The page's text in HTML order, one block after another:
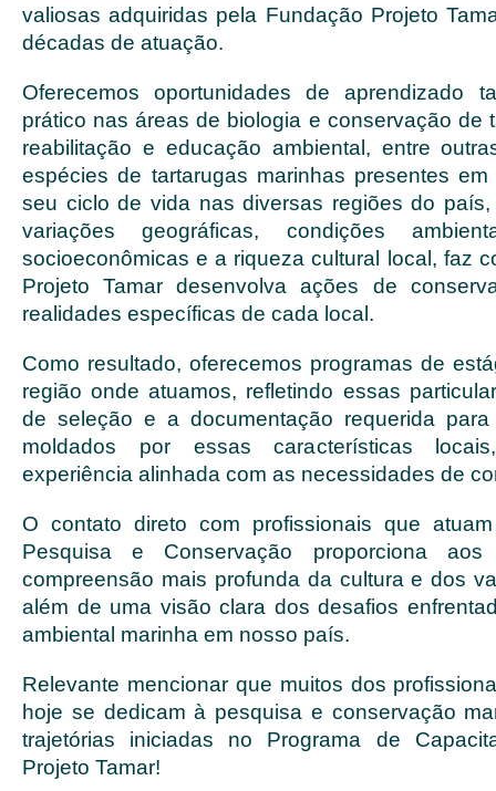
valiosas adquiridas pela Fundação Projeto
décadas de atuação.
Oferecemos oportunidades de aprendizado
prático nas áreas de biologia e conservação de
reabilitação e educação ambiental, entre
espécies de tartarugas marinhas presentes
seu ciclo de vida nas diversas regiões do
variações geográficas, condições
socioeconômicas e a riqueza cultural local, faz
Projeto Tamar desenvolva ações de
realidades específicas de cada local.
Como resultado, oferecemos programas de
região onde atuamos, refletindo essas
de seleção e a documentação requerida
moldados por essas características
experiência alinhada com as necessidades de
O contato direto com profissionais que
Pesquisa e Conservação proporciona aos
compreensão mais profunda da cultura e dos
além de uma visão clara dos desafios
ambiental marinha em nosso país.
Relevante mencionar que muitos dos
hoje se dedicam à pesquisa e conservação
trajetórias iniciadas no Programa de
Projeto Tamar!